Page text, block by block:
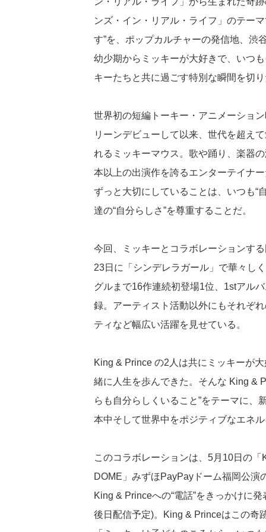
ンズ・イン・リアル・ライフ」のテー
す”を、ポップカルチャーの発信地、渋
幼少期からミッキーが大好きで、いつ
キーたちと共に過ごす特別な瞬間を切
世界初の短編トーキー・アニメーショ
リーンデビューして以来、世代を超え
れるミッキーマウス。歌や踊り、楽器
本以上の出演作を誇るエンターテイナ
ずっと大切にしていることは、いつも“
達の“自分らしさ”を尊重することだ。
今回、ミッキーとコラボレーションす
23日に「シンデレラガール」で華々し
グルまで16作連続初登場1位、1stアル
録。アーティスト活動以外にもそれぞ
ティなど幅広い活躍を見せている。
King & Prince の2人は共にミッキーが
緒に人生を歩んできた。そんな King &
らも自分らしくいること”をテーマに、
本中そして世界中をポジティブなエネ
このコラボレーションは、5月10日の
DOME」みずほPayPayドーム福岡公
King & Princeへの“電話”をきっかけに
後日配信予定)。King & Princeはこの奇